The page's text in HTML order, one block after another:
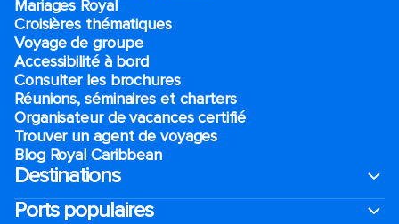
Mariages Royal
Croisières thématiques
Voyage de groupe​
Accessibilité à bord​
Consulter les brochures
Réunions, séminaires et charters
Organisateur de vacances certifié
Trouver un agent de voyages
Blog Royal Caribbean
Destinations
Ports populaires